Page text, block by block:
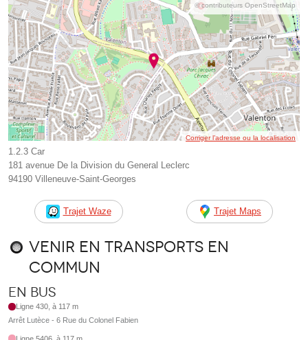
© contributeurs OpenStreetMap
Corriger l’adresse ou la localisation
1.2.3 Car
181 avenue De la Division du General Leclerc
94190 Villeneuve-Saint-Georges
Trajet Waze Trajet Maps
Venir en transports en
commun
En bus
Ligne 430, à 117 m
Arrêt Lutèce - 6 Rue du Colonel Fabien